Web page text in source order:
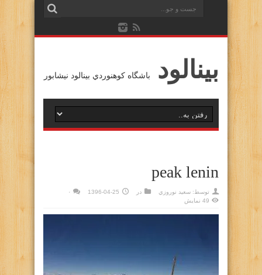
بينالود باشگاه كوهنوردي بينالود نيشابور
peak lenin
توسط: سعيد نوروزي در 1396-04-25
۰
49 نمایش